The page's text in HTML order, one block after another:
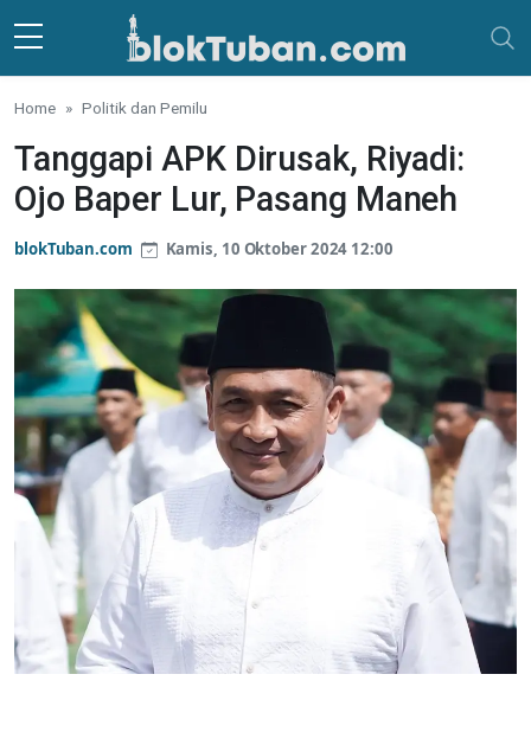
Skip to main content
Home Politik dan Pemilu
Tanggapi APK Dirusak, Riyadi:
Ojo Baper Lur, Pasang Maneh
blokTuban.com Kamis, 10 Oktober 2024 12:00